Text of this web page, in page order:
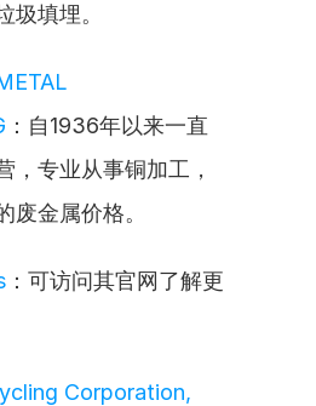
圾填埋。
：自1936年以来一直
，专业从事铜加工，
废金属价格。
：可访问其官网了解更
Corporation,